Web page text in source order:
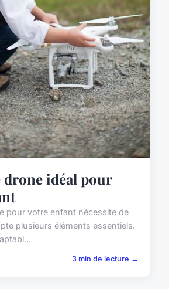
idéal pour
pour votre enfant nécessite de
plusieurs éléments essentiels.
3 min de lecture →